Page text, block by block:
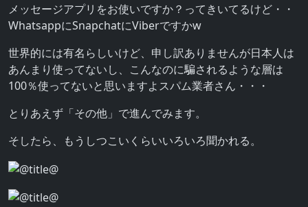
メッセージアプリをお使いですか？ってきいてるけど・・
WhatsappにSnapchatにViberですかw
世界的には有名らしいけど、申し訳ありませんが日本人は
あんまり使ってないし、こんなのに騙されるような層は
100％使ってないと思いますよスパム業者さん・・・
とりあえず「その他」で進んでみます。
そしたら、もうしつこいくらいいろいろ聞かれる。